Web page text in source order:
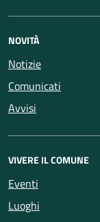
NOVITÀ
Notizie
Comunicati
Avvisi
VIVERE IL COMUNE
Eventi
Luoghi